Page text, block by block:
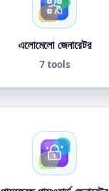
এলোমেলো জেনারেটর
7 tools